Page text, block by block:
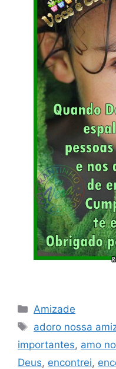
Categorias
Amizade
Tags
adoro nossa
importantes, amo
Deus, encontrei,